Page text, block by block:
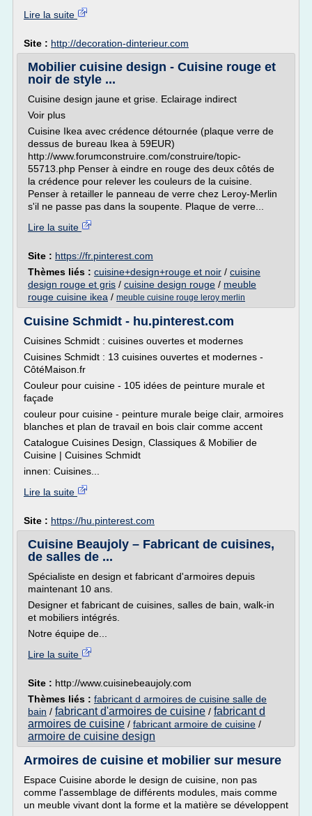
Lire la suite
Site : http://decoration-dinterieur.com
Mobilier cuisine design - Cuisine rouge et
noir de style ...
Cuisine design jaune et grise. Eclairage indirect
Voir plus
Cuisine Ikea avec crédence détournée (plaque verre de
dessus de bureau Ikea à 59EUR)
http://www.forumconstruire.com/construire/topic-
55713.php Penser à eindre en rouge des deux côtés de
la crédence pour relever les couleurs de la cuisine.
Penser à retailler le panneau de verre chez Leroy-Merlin
s'il ne passe pas dans la soupente. Plaque de verre...
Lire la suite
Site : https://fr.pinterest.com
Thèmes liés : cuisine+design+rouge et noir / cuisine
design rouge et gris / cuisine design rouge / meuble
rouge cuisine ikea / meuble cuisine rouge leroy merlin
Cuisine Schmidt - hu.pinterest.com
Cuisines Schmidt : cuisines ouvertes et modernes
Cuisines Schmidt : 13 cuisines ouvertes et modernes -
CôtéMaison.fr
Couleur pour cuisine - 105 idées de peinture murale et
façade
couleur pour cuisine - peinture murale beige clair, armoires
blanches et plan de travail en bois clair comme accent
Catalogue Cuisines Design, Classiques & Mobilier de
Cuisine | Cuisines Schmidt
innen: Cuisines...
Lire la suite
Site : https://hu.pinterest.com
Cuisine Beaujoly – Fabricant de cuisines,
de salles de ...
Spécialiste en design et fabricant d'armoires depuis
maintenant 10 ans.
Designer et fabricant de cuisines, salles de bain, walk-in
et mobiliers intégrés.
Notre équipe de...
Lire la suite
Site : http://www.cuisinebeaujoly.com
Thèmes liés : fabricant d armoires de cuisine salle de
bain / fabricant d'armoires de cuisine / fabricant d
armoires de cuisine / fabricant armoire de cuisine /
armoire de cuisine design
Armoires de cuisine et mobilier sur mesure
Espace Cuisine aborde le design de cuisine, non pas
comme l'assemblage de différents modules, mais comme
un meuble vivant dont la forme et la matière se développent